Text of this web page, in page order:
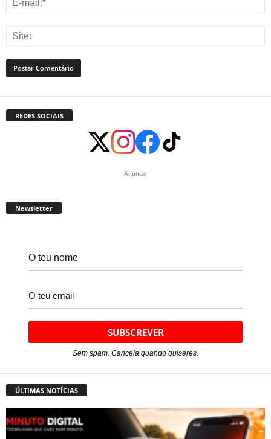
REDES SOCIAIS
Anúncio
Newsletter
Sem spam. Cancela quando quiseres.
ÚLTIMAS NOTÍCIAS